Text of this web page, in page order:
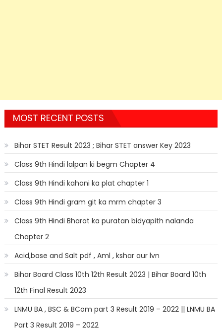
MOST RECENT POSTS
Bihar STET Result 2023 ; Bihar STET answer Key 2023
Class 9th Hindi lalpan ki begm Chapter 4
Class 9th Hindi kahani ka plat chapter 1
Class 9th Hindi gram git ka mrm chapter 3
Class 9th Hindi Bharat ka puratan bidyapith nalanda
Chapter 2
Acid,base and Salt pdf , Aml , kshar aur lvn
Bihar Board Class 10th 12th Result 2023 | Bihar Board 10th
12th Final Result 2023
LNMU BA , BSC & BCom part 3 Result 2019 – 2022 || LNMU BA
Part 3 Result 2019 – 2022